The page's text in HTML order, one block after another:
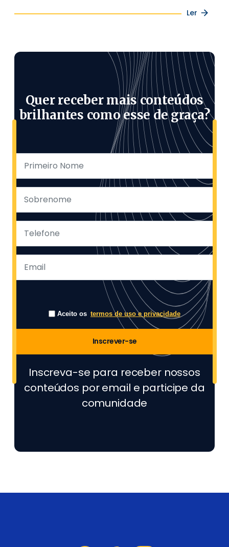
Ler
Quer receber mais conteúdos
brilhantes como esse de graça?
Aceito os termos de uso e privacidade
Inscrever-se
Inscreva-se para receber nossos
conteúdos por email e participe da
comunidade